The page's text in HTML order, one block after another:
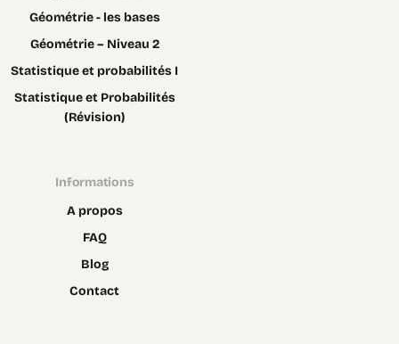
Géométrie - les bases
Géométrie – Niveau 2
Statistique et probabilités I
Statistique et Probabilités
(Révision)
Informations
A propos
FAQ
Blog
Contact